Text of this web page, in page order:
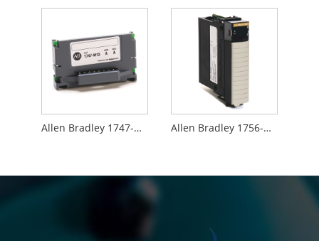
Allen Bradley 1747-M13 Allen Bradley 1756-M02AE